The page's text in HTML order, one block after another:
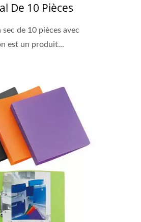
De 10 Pièces
de 10 pièces avec
est un produit...